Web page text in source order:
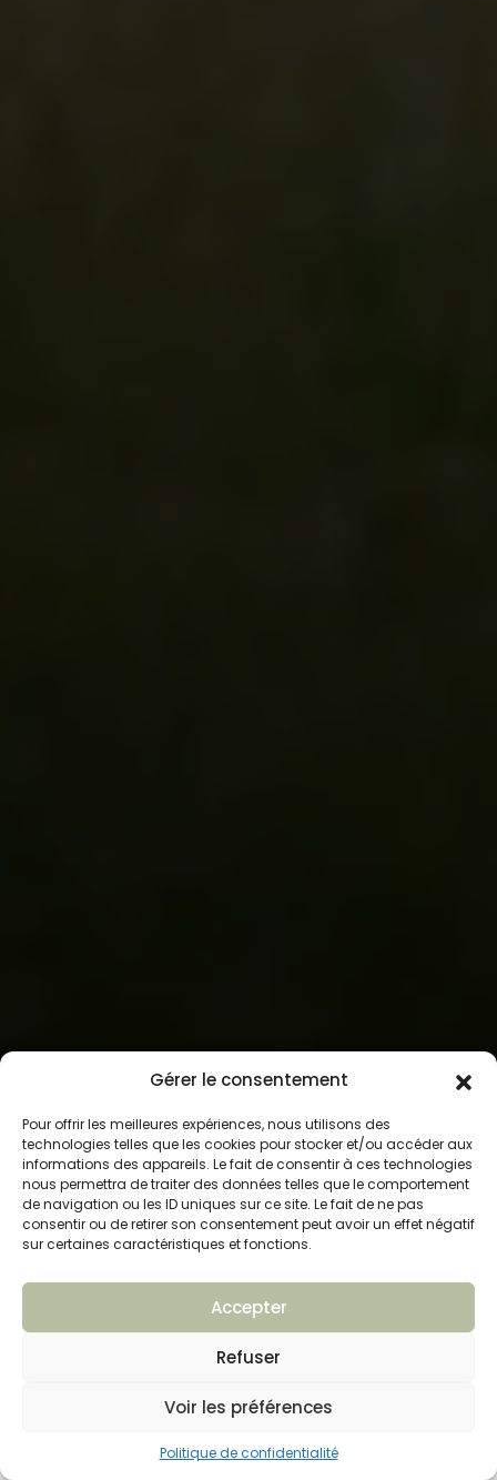
Gérer le consentement
Pour offrir les meilleures expériences, nous utilisons des
technologies telles que les cookies pour stocker et/ou accéder aux
informations des appareils. Le fait de consentir à ces technologies
nous permettra de traiter des données telles que le comportement
de navigation ou les ID uniques sur ce site. Le fait de ne pas
consentir ou de retirer son consentement peut avoir un effet négatif
sur certaines caractéristiques et fonctions.
Accepter
Refuser
Voir les préférences
Politique de confidentialité
OBJECTIFS DE LA POLITIQUE DE
CONFIDENTIALITÉ :
Le respect de la vie privée ainsi que la protection des
renseignements personnels sont essentiels pour